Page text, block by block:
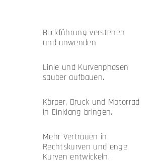
Blickführung verstehen
und anwenden
Linie und Kurvenphasen
sauber aufbauen.
Körper, Druck und Motorrad
in Einklang bringen.
Mehr Vertrauen in
Rechtskurven und enge
Kurven entwickeln.